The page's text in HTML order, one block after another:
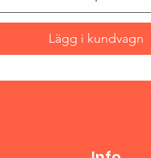
Lägg i kundvagn